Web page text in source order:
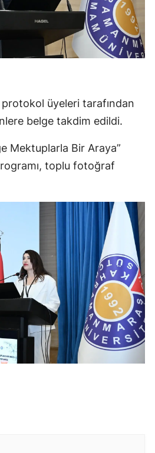
üyeleri tarafından
belge takdim edildi.
Mektuplarla Bir Araya”
toplu fotoğraf